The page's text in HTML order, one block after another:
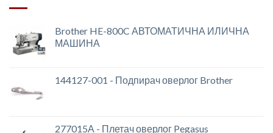
Brother HE-800C АВТОМАТИЧНА ИЛИЧНА
МАШИНА
144127-001 - Подпирач оверлог Brother
277015А - Плетач оверлог Pegasus